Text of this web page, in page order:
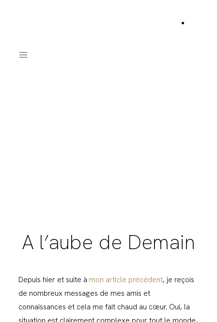
A l’aube de Demain
Depuis hier et suite à mon article précédent, je reçois
de nombreux messages de mes amis et
connaissances et cela me fait chaud au cœur. Oui, la